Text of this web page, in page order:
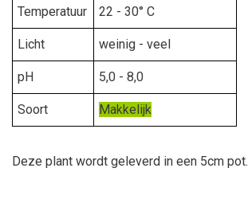
Temperatuur 22 - 30° C
Licht weinig - veel
pH 5,0 - 8,0
Soort Makkelijk
Deze plant wordt geleverd in een 5cm pot.